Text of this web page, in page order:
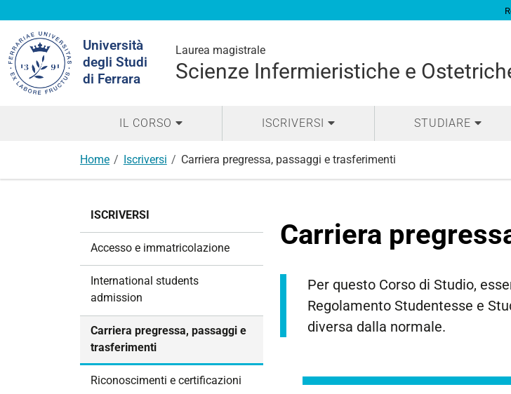
Università
degli Studi
di Ferrara
Laurea magistrale
Scienze Infermieristiche e
nel
sito
IL CORSO ISCRIVERSI STUDIARE
Home Iscriversi Carriera pregressa, passaggi e trasferimenti
Carriera
Per questo Corso di Studio,
Regolamento Studentesse e
diversa dalla normale.
ISCRIVERSI
Accesso e immatricolazione
International students
admission
Carriera pregressa, passaggi e
trasferimenti
Riconoscimenti e certificazioni